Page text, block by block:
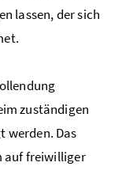
lassen, der sich
zuständigen
werden. Das
auf freiwilliger